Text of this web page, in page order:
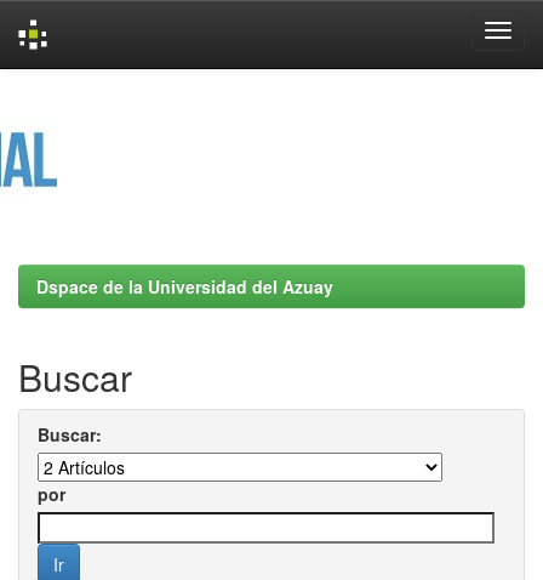
Dspace de la Universidad del Azuay
Buscar
Buscar:
por